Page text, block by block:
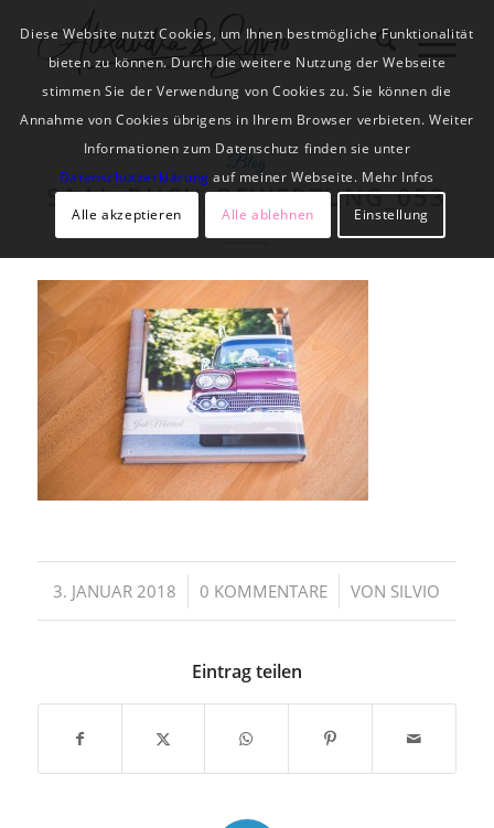
Blog
SAAL_BUCH_BEWERTUNG_053
3. JANUAR 2018
/ 0 KOMMENTARE
/ VON SILVIO
Eintrag teilen
Diese Website nutzt Cookies, um Ihnen bestmögliche Funktionalität
bieten zu können. Durch die weitere Nutzung der Webseite
stimmen Sie der Verwendung von Cookies zu. Sie können die
Annahme von Cookies übrigens in Ihrem Browser verbieten. Weiter
Informationen zum Datenschutz finden sie unter
Datenschutzerklärung auf meiner Webseite. Mehr Infos
Alle akzeptieren Alle ablehnen Einstellung